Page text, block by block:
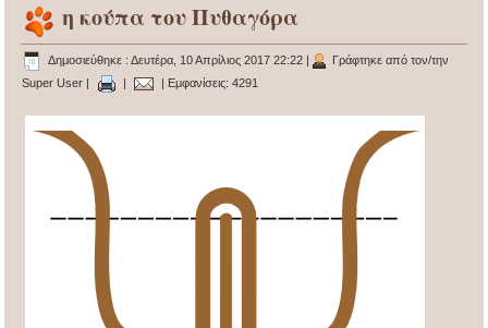
η κούπα του Πυθαγόρα
Δημοσιεύθηκε : Δευτέρα, 10 Απρίλιος 2017 22:22 |
Γράφτηκε από τον/την
Super User | | | Εμφανίσεις: 4291